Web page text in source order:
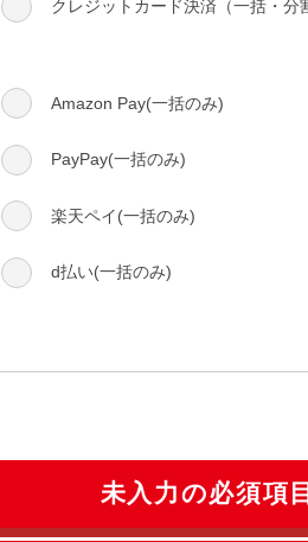
クレジットカード決済（一括・分
Amazon Pay(一括のみ)
PayPay(一括のみ)
楽天ペイ(一括のみ)
d払い(一括のみ)
未入力の必須項